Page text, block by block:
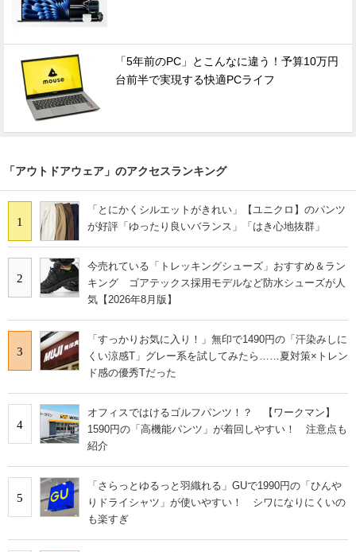
「5年前のPC」とこんなに違う！予算10万円
台前半で実現する快適PCライフ
「アウトドアウェア」のアクセスランキング
1
「とにかくシルエットがきれい」【ユニクロ】のパンツ
が好評「ゆったり良いバランス」「はき心地抜群」
2
今売れている「トレッキングシューズ」おすすめ＆ラン
キング ゴアテックス採用モデルなど防水シューズが人
気【2026年8月版】
3
「すっかりお気に入り！」無印で1490円の「汗染みしに
くい涼感T」グレー系を試してみたら……夏対策×トレン
ド感の優秀Tだった
4
オフィスではけるゴルフパンツ！？ 【ワークマン】
1590円の「高機能パンツ」が着回しやすい！ 注意点も
紹介
5
「さらっとゆるっと羽織れる」GUで1990円の「ひんや
りドライシャツ」が使いやすい！ シワになりにくいの
も楽すぎ